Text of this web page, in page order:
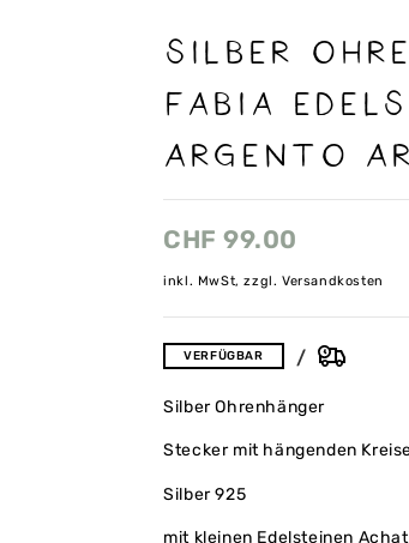
Silber
Fabia
Argento
CHF 99.00
inkl. MwSt, zzgl. Versandkosten
VERFÜGBAR
Silber Ohrenhänger
Stecker mit hängenden
Silber 925
mit kleinen Edelsteinen Achat